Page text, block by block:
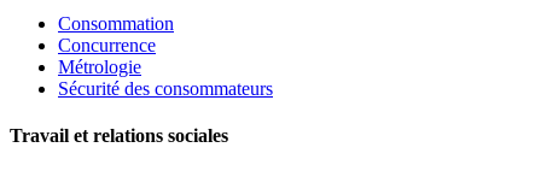
Consommation
Concurrence
Métrologie
Sécurité des consommateurs
Travail et relations sociales